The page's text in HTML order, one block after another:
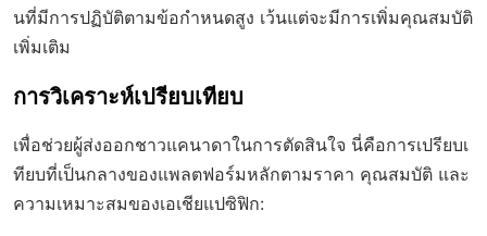
นที่มีการปฏิบัติตามข้อกำหนดสูง เว้นแต่จะมีการเพิ่มคุณสมบัติ
เพิ่มเติม
การวิเคราะห์เปรียบเทียบ
เพื่อช่วยผู้ส่งออกชาวแคนาดาในการตัดสินใจ นี่คือการเปรียบเ
ทียบที่เป็นกลางของแพลตฟอร์มหลักตามราคา คุณสมบัติ และ
ความเหมาะสมของเอเชียแปซิฟิก: